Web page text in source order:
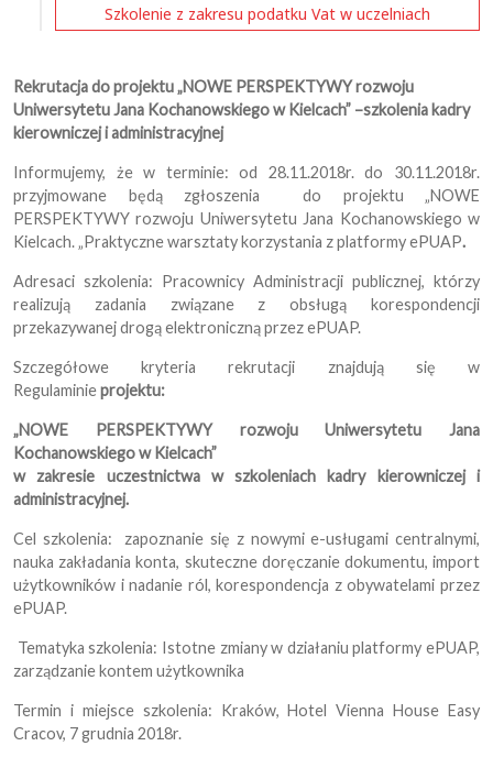
Szkolenie z zakresu podatku Vat w uczelniach
Rekrutacja do projektu „NOWE PERSPEKTYWY rozwoju
Uniwersytetu Jana Kochanowskiego w Kielcach” –szkolenia kadry
kierowniczej i administracyjnej
Informujemy, że w terminie: od 28.11.2018r. do 30.11.2018r.
przyjmowane będą zgłoszenia do projektu „NOWE
PERSPEKTYWY rozwoju Uniwersytetu Jana Kochanowskiego w
Kielcach. „Praktyczne warsztaty korzystania z platformy ePUAP.
Adresaci szkolenia: Pracownicy Administracji publicznej, którzy
realizują zadania związane z obsługą korespondencji
przekazywanej drogą elektroniczną przez ePUAP.
Szczegółowe kryteria rekrutacji znajdują się w
Regulaminieprojektu:
„NOWE PERSPEKTYWY rozwoju Uniwersytetu Jana
Kochanowskiego w Kielcach”
w zakresie uczestnictwa w szkoleniach kadry kierowniczej i
administracyjnej.
Cel szkolenia: zapoznanie się z nowymi e-usługami centralnymi,
nauka zakładania konta, skuteczne doręczanie dokumentu, import
użytkowników i nadanie ról, korespondencja z obywatelami przez
ePUAP.
Tematyka szkolenia: Istotne zmiany w działaniu platformy ePUAP,
zarządzanie kontem użytkownika
Termin i miejsce szkolenia: Kraków, Hotel Vienna House Easy
Cracov, 7 grudnia 2018r.